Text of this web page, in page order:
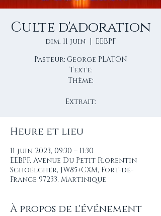
Culte d'adoration
dim. 11 juin
  |
EEBPF
Pasteur: George PLATON
Texte:
Thème:
Extrait:
Heure et lieu
11 juin 2023, 09:30 – 11:30
EEBPF, Avenue Du Petit Florentin
Schoelcher, JW85+CXM, Fort-de-
France 97233, Martinique
À propos de l'événement